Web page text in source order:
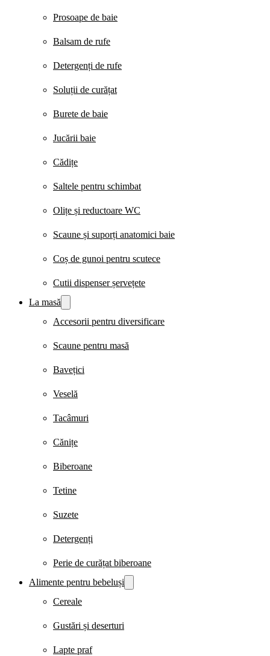
Prosoape de baie
Balsam de rufe
Detergenți de rufe
Soluții de curățat
Burete de baie
Jucării baie
Cădițe
Saltele pentru schimbat
Olițe și reductoare WC
Scaune și suporți anatomici baie
Coș de gunoi pentru scutece
Cutii dispenser șervețete
La masă
Accesorii pentru diversificare
Scaune pentru masă
Bavețici
Veselă
Tacâmuri
Cănițe
Biberoane
Tetine
Suzete
Detergenți
Perie de curățat biberoane
Alimente pentru bebeluși
Cereale
Gustări și deserturi
Lapte praf